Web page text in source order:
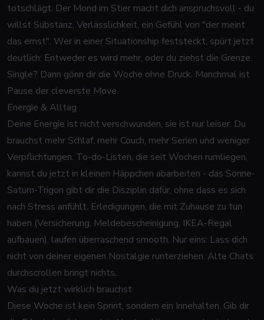
totschlägt. Der Mond im Stier macht dich anspruchsvoll - du
willst Substanz, Verlässlichkeit, ein Gefühl von "der meint
das ernst". Wer in einer Situationship feststeckt, spürt jetzt
deutlich: Entweder es wird mehr, oder du ziehst die Grenze.
Single? Dann gönn dir die Woche ohne Druck. Manchmal ist
Pause der cleverste Move.
Energie & Alltag
Deine Energie ist nicht verschwunden, sie ist nur leiser. Du
brauchst mehr Schlaf, mehr Couch, mehr Serien und weniger
Verpflichtungen. To-do-Listen, die seit Wochen rumliegen,
kannst du jetzt in kleinen Häppchen abarbeiten - das Sonne-
Saturn-Trigon gibt dir die Disziplin dafür, ohne dass es sich
nach Stress anfühlt. Erledigungen, die mit Zuhause zu tun
haben (Versicherung, Meldebescheinigung, IKEA-Regal
aufbauen), laufen überraschend smooth. Nur eins: Lass dich
nicht von deiner eigenen Nostalgie runterziehen. Alte Chats
durchscrollen bringt nichts.
Was du jetzt wirklich brauchst
Diese Woche ist kein Sprint, sondern ein Innehalten. Gib dir